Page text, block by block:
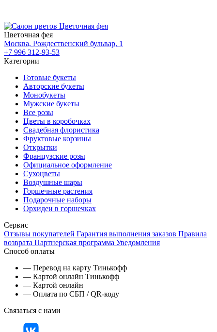
Цветочная фея
Москва, Рождественский бульвар, 1
+7 996 312-93-53
Категории
Готовые букеты
Авторские букеты
Монобукеты
Мужские букеты
Все розы
Цветы в коробочках
Свадебная флористика
Фруктовые корзины
Открытки
Французские розы
Официальное оформление
Сухоцветы
Воздушные шары
Горшечные растения
Подарочные наборы
Орхидеи в горшечках
Сервис
Отзывы покупателей Гарантия выполнения заказов Правила
возврата Партнерская программа Уведомления
Способ оплаты
— Перевод на карту Тинькофф
— Картой онлайн Тинькофф
— Картой онлайн
— Оплата по СБП / QR-коду
Связаться с нами